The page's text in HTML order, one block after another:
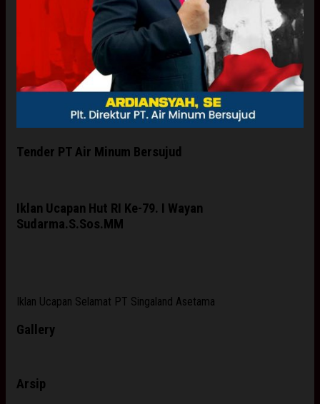
Tender PT Air Minum Bersujud
Iklan Ucapan Hut RI Ke-79. I Wayan
Sudarma.S.Sos.MM
Iklan Ucapan Selamat PT Singaland Asetama
Gallery
Arsip